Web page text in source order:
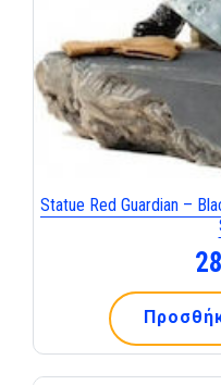
Statue Red Guardian –